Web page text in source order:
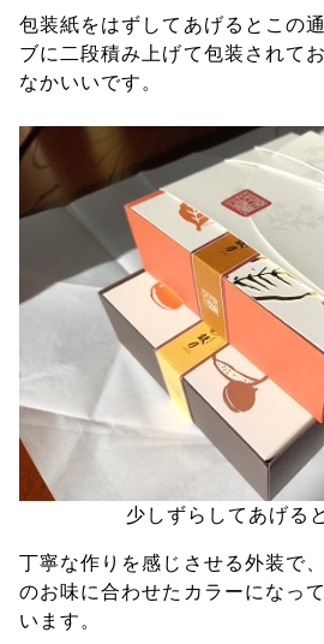
包装紙をはずしてあげるとこの
ブに二段積み上げて包装されて
なかいいです。
少しずらしてあげる
丁寧な作りを感じさせる外装で
のお味に合わせたカラーになっ
います。